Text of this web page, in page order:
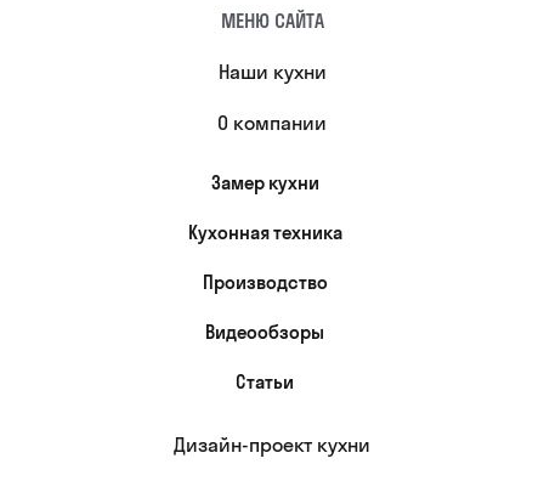
МЕНЮ САЙТА
Наши кухни
О компании
Замер кухни
Кухонная техника
Производство
Видеообзоры
Статьи
Дизайн-проект кухни